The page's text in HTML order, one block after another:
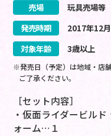
売場
玩具売場等
発売時期
2017年12月
対象年齢
3歳以上
※発売日（予定）は地域・店
ご了承ください。
［セット内容］
・仮面ライダービル
ォーム…１